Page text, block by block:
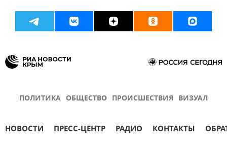
ПОЛИТИКА ОБЩЕСТВО ПРОИСШЕСТВИЯ ВИЗУАЛ
НОВОСТИ ПРЕСС-ЦЕНТР РАДИО КОНТАКТЫ